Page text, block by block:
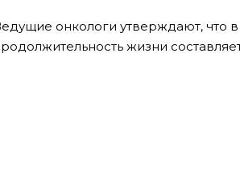
онкологи утверждают, что
жизни